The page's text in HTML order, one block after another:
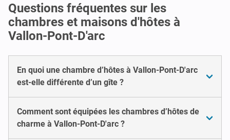
Questions fréquentes sur les
chambres et maisons d'hôtes à
Vallon-Pont-D'arc
En quoi une chambre d’hôtes à Vallon-Pont-D'arc
est-elle différente d’un gîte ?
Comment sont équipées les chambres d’hôtes de
charme à Vallon-Pont-D'arc ?